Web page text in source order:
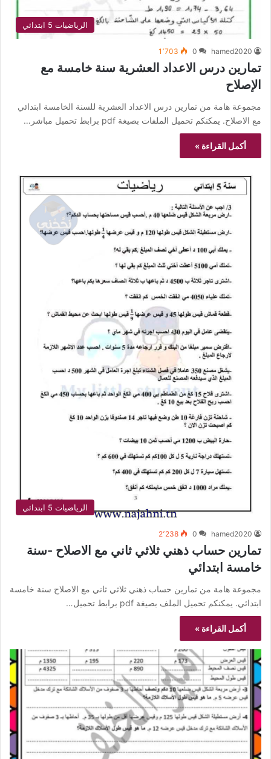
الرياضيات 5 ابتدائي
hamed2020
0 1٬703
تمارين درس الاعداد العشرية سنة خامسة مع
الإصلاح
مجموعة هامة من تمارين درس الاعداد العشرية للسنة الخامسة ابتدائي
مع الاصلاح. يمكنكم تحميل الملفات بصيغة pdf برابط تحميل مباشر…
أكمل القراءة »
الرياضيات 5 ابتدائي
hamed2020
0 2٬238
تمارين حساب ذهني ثلاثي ثاني مع الاصلاح -سنة
خامسة ابتدائي
مجموعة هامة من تمارين حساب ذهني ثلاثي ثاني مع الاصلاح سنة خامسة
ابتدائي. يمكنكم تحميل الملف بصيغة pdf برابط تحميل…
أكمل القراءة »